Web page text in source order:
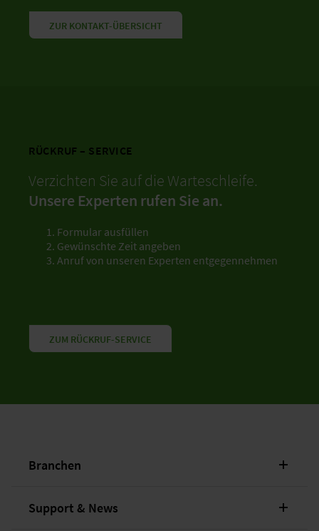
ZUR KONTAKT-ÜBERSICHT
RÜCKRUF – SERVICE
Verzichten Sie auf die Warteschleife.
Unsere Experten rufen Sie an.
Formular ausfüllen
Gewünschte Zeit angeben
Anruf von unseren Experten entgegennehmen
ZUM RÜCKRUF-SERVICE
Branchen
Support & News